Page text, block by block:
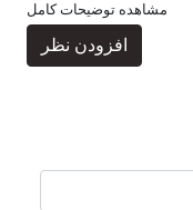
مشاهده توضیحات کامل
افزودن نظر